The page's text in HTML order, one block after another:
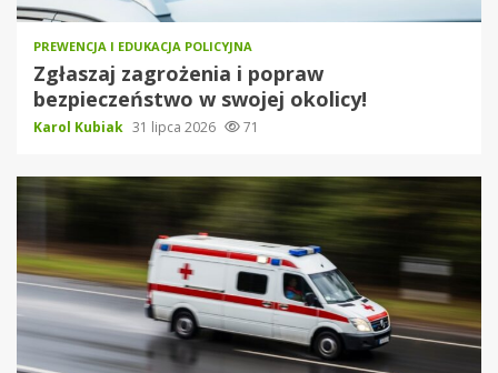
PREWENCJA I EDUKACJA POLICYJNA
Zgłaszaj zagrożenia i popraw
bezpieczeństwo w swojej okolicy!
Karol Kubiak 31 lipca 2026 71